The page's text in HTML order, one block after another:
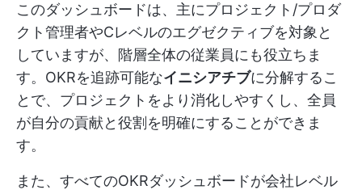
このダッシュボードは、主にプロジェクト/プロダ
クト管理者やCレベルのエグゼクティブを対象と
していますが、階層全体の従業員にも役立ちま
す。OKRを追跡可能なイニシアチブに分解するこ
とで、プロジェクトをより消化しやすくし、全員
が自分の貢献と役割を明確にすることができま
す。
また、すべてのOKRダッシュボードが会社レベル